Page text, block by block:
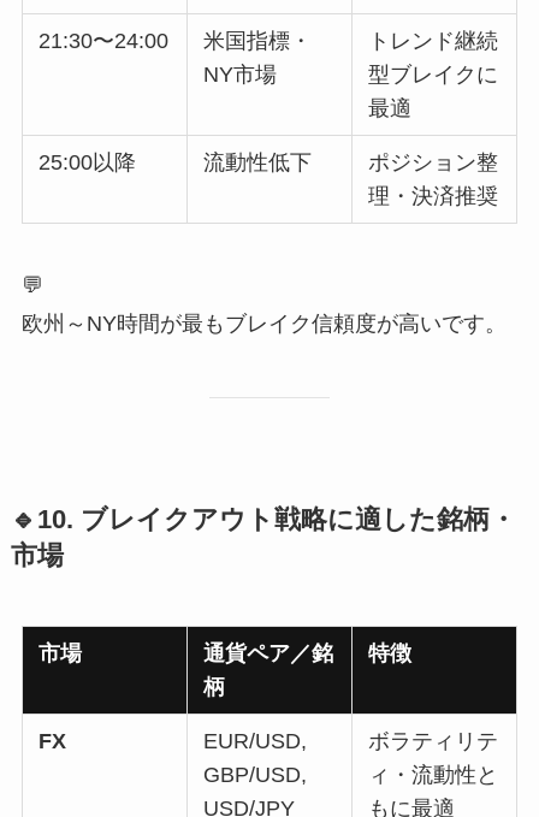
21:30〜24:00
米国指標・
NY市場
トレンド継続
型ブレイクに
最適
25:00以降 流動性低下
ポジション整
理・決済推奨
💬
欧州～NY時間が最もブレイク信頼度が高いです。
🔹10. ブレイクアウト戦略に適した銘柄・
市場
市場
通貨ペア／銘
柄
特徴
FX
EUR/USD,
GBP/USD,
USD/JPY
ボラティリテ
ィ・流動性と
もに最適